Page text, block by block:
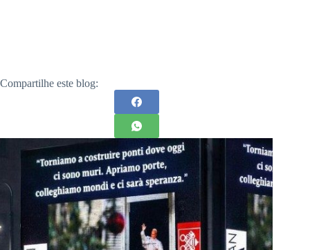
Compartilhe este blog: